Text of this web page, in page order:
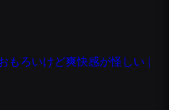
もろいけど爽快感が怪しい |